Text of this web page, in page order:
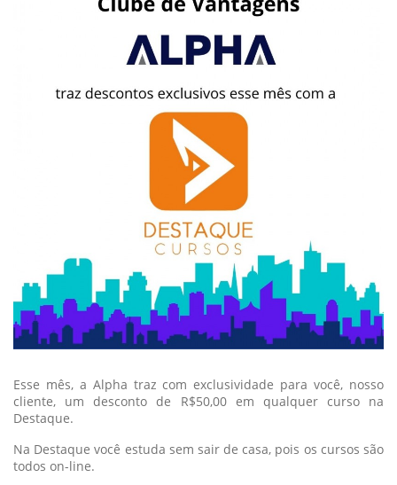
Esse mês, a Alpha traz com exclusividade para você, nosso
cliente, um desconto de R$50,00 em qualquer curso na
Destaque.
Na Destaque você estuda sem sair de casa, pois os cursos são
todos on-line.